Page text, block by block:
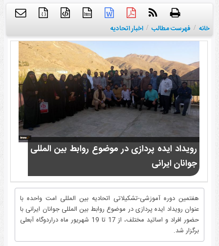
htm
{ }
خانه / فهرست مطالب / اخبار اتحادیه
رویداد ایده پردازی در موضوع روابط بین المللی
جوانان ایرانی
هفتمین دوره آموزشی-تشکیلاتی اتحادیه بین المللی امت واحده با
عنوان رویداد ایده پردازی در موضوع روابط بین المللی جوانان ایرانی با
حضور افراد و اساتید مختلف، از 17 تا 19 شهریور ماه دراردوگاه آبعلی
برگزار شد.